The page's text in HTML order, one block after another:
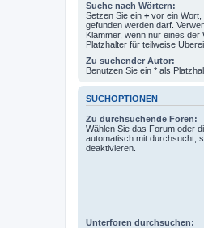
Suche nach Wörtern:
Setzen Sie ein + vor ein Wort,
gefunden werden darf.
Klammer, wenn nur eines
Platzhalter für teilweise
Zu suchender Autor:
Benutzen Sie ein * als
SUCHOPTIONEN
Zu durchsuchende Foren:
Wählen Sie das Forum oder
automatisch mit durchsucht,
deaktivieren.
Unterforen durchsuchen: